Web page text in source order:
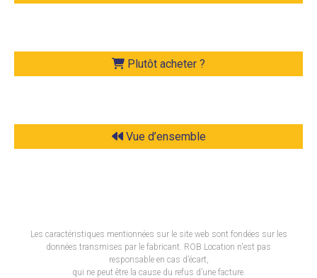
Plutôt acheter ?
Vue d’ensemble
Les caractéristiques mentionnées sur le site web sont fondées sur les
données transmises par le fabricant. ROB Location n'est pas
responsable en cas d’écart,
qui ne peut être la cause du refus d’une facture.